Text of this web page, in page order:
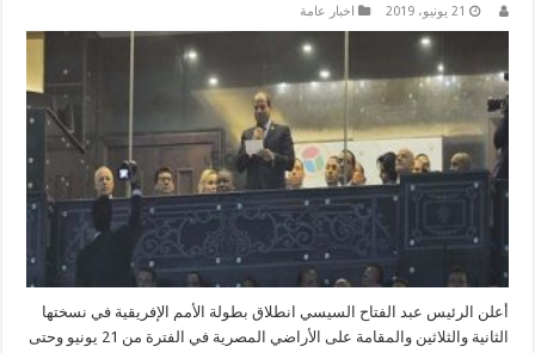
21 يونيو، 2019 اخبار عامة
أعلن الرئيس عبد الفتاح السيسي انطلاق بطولة الأمم الإفريقية في نسختها
الثانية والثلاثين والمقامة على الأراضي المصرية في الفترة من 21 يونيو وحتى